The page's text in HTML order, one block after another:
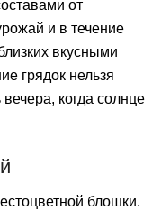
от
и в течение
вкусными
грядок нельзя
когда солнце
блошки.